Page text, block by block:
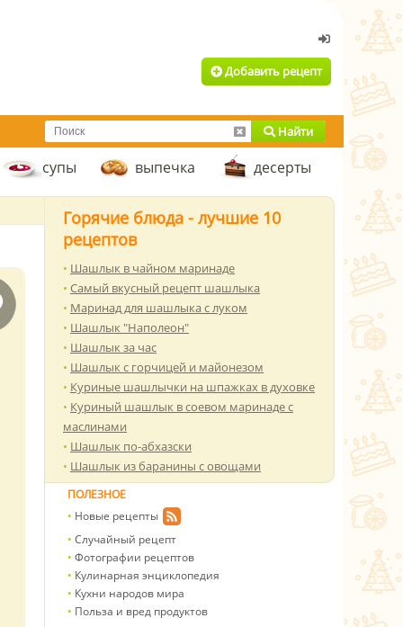
Добавить рецепт
Найти
супы выпечка десерты
Горячие блюда - лучшие 10
рецептов
Шашлык в чайном маринаде
Самый вкусный рецепт шашлыка
Маринад для шашлыка с луком
Шашлык "Наполеон"
Шашлык за час
Шашлык с горчицей и майонезом
Куриные шашлычки на шпажках в духовке
Куриный шашлык в соевом маринаде с
маслинами
Шашлык по-абхазски
Шашлык из баранины с овощами
ПОЛЕЗНОЕ
Новые рецепты
Случайный рецепт
Фотографии рецептов
Кулинарная энциклопедия
Кухни народов мира
Польза и вред продуктов